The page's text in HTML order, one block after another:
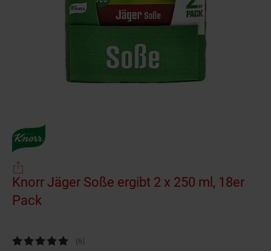
Knorr Jäger Soße ergibt 2 x 250 ml, 18er
Pack
Kundenbewertung: 4,83 von 5 Sternen
(6Kundenbewertungen
)